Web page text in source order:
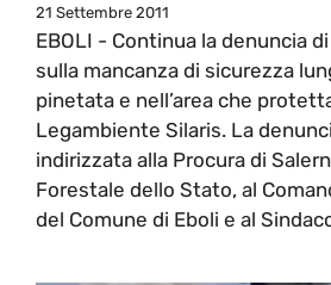
21 Settembre 2011
EBOLI - Continua la denuncia
sulla mancanza di sicurezza
pinetata e nell’area che
Legambiente Silaris. La
indirizzata alla Procura di
Forestale dello Stato, al
del Comune di Eboli e al